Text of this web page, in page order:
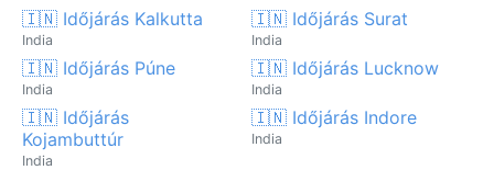
🇮🇳 Időjárás Kalkutta
India
🇮🇳 Időjárás Surat
India
🇮🇳 Időjárás Púne
India
🇮🇳 Időjárás Lucknow
India
🇮🇳 Időjárás
Kojambuttúr
India
🇮🇳 Időjárás Indore
India